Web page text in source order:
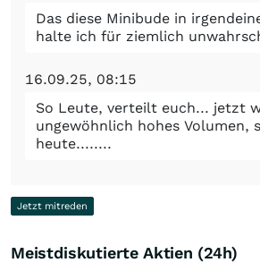
Das diese Minibude in
halte ich für ziemlich
16.09.25, 08:15
So Leute, verteilt euch... jetzt
ungewöhnlich hohes Volumen,
heute........
Jetzt mitreden
Meistdiskutierte Aktien (24h)